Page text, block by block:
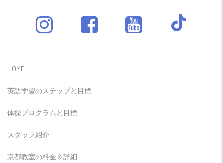
HOME
英語学習のステップと目標
体操プログラムと目標
スタッフ紹介
京都教室の料金＆詳細